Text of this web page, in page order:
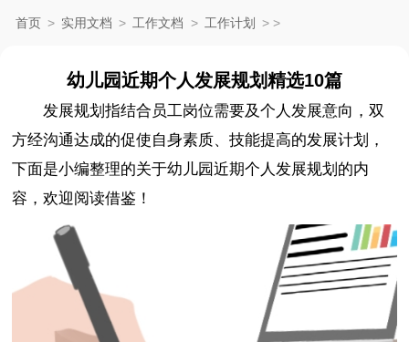
首页 > 实用文档 > 工作文档 > 工作计划 > >
幼儿园近期个人发展规划精选10篇
发展规划指结合员工岗位需要及个人发展意向，双
方经沟通达成的促使自身素质、技能提高的发展计划，
下面是小编整理的关于幼儿园近期个人发展规划的内
容，欢迎阅读借鉴！